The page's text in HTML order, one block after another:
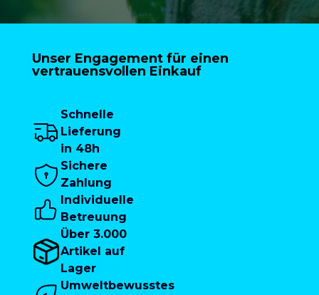
Unser Engagement für einen
vertrauensvollen Einkauf
Schnelle
Lieferung
in 48h
Sichere
Zahlung
Individuelle
Betreuung
Über 3.000
Artikel auf
Lager
Umweltbewusstes